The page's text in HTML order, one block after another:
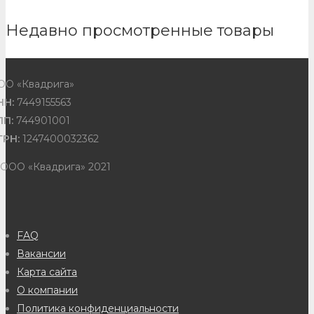
Недавно просмотренные товары
«Квадрига»
7449155563
744901001
1247400032362
«Квадрига» 2021
FAQ
Вакансии
Карта сайта
О компании
Политика конфиденциальности